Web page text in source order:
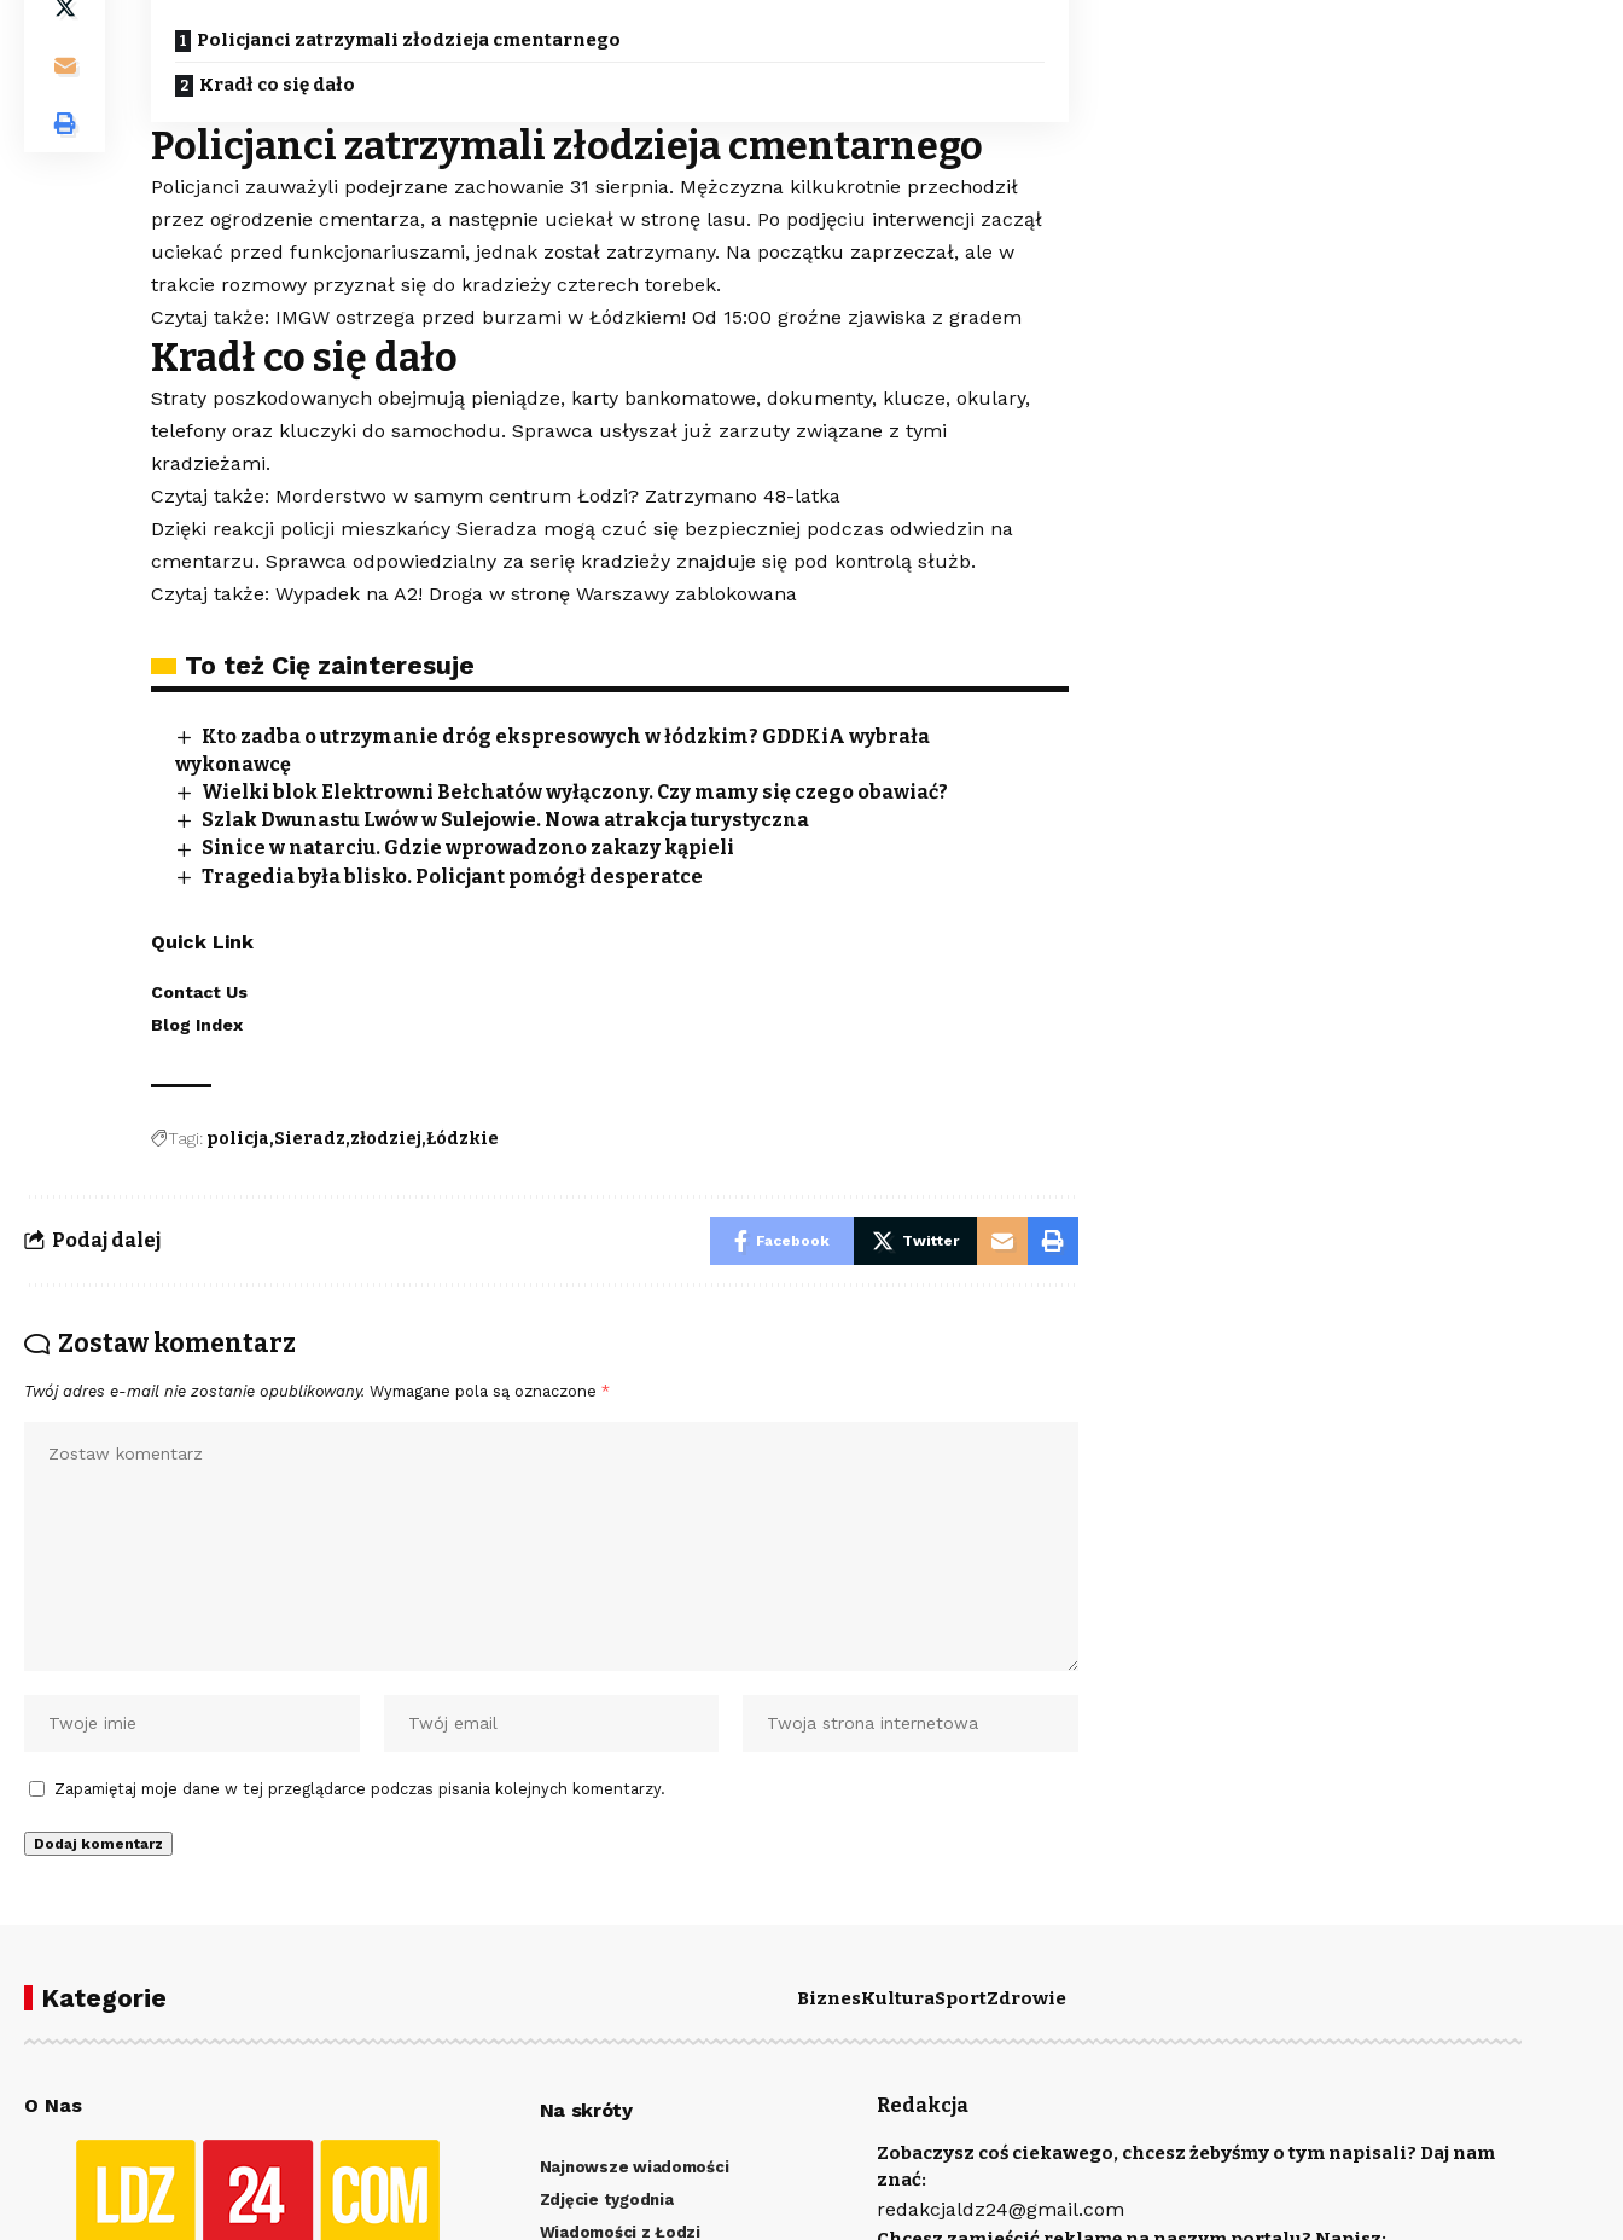
Policjanci zatrzymali złodzieja cmentarnego
Kradł co się dało
Policjanci zatrzymali złodzieja cmentarnego
Policjanci zauważyli podejrzane zachowanie 31 sierpnia. Mężczyzna kilkukrotnie przechodził
przez ogrodzenie cmentarza, a następnie uciekał w stronę lasu. Po podjęciu interwencji zaczął
uciekać przed funkcjonariuszami, jednak został zatrzymany. Na początku zaprzeczał, ale w
trakcie rozmowy przyznał się do kradzieży czterech torebek.
Czytaj także: IMGW ostrzega przed burzami w Łódzkiem! Od 15:00 groźne zjawiska z gradem
Kradł co się dało
Straty poszkodowanych obejmują pieniądze, karty bankomatowe, dokumenty, klucze, okulary,
telefony oraz kluczyki do samochodu. Sprawca usłyszał już zarzuty związane z tymi
kradzieżami.
Czytaj także: Morderstwo w samym centrum Łodzi? Zatrzymano 48-latka
Dzięki reakcji policji mieszkańcy Sieradza mogą czuć się bezpieczniej podczas odwiedzin na
cmentarzu. Sprawca odpowiedzialny za serię kradzieży znajduje się pod kontrolą służb.
Czytaj także: Wypadek na A2! Droga w stronę Warszawy zablokowana
To też Cię zainteresuje
Kto zadba o utrzymanie dróg ekspresowych w łódzkim? GDDKiA wybrała
wykonawcę
Wielki blok Elektrowni Bełchatów wyłączony. Czy mamy się czego obawiać?
Szlak Dwunastu Lwów w Sulejowie. Nowa atrakcja turystyczna
Sinice w natarciu. Gdzie wprowadzono zakazy kąpieli
Tragedia była blisko. Policjant pomógł desperatce
Quick Link
Contact Us
Blog Index
Tagi: policja Sieradz złodziej Łódzkie
Podaj dalej Facebook Twitter
Zostaw komentarz
Twój adres e-mail nie zostanie opublikowany. Wymagane pola są oznaczone *
Zapamiętaj moje dane w tej przeglądarce podczas pisania kolejnych komentarzy.
Kategorie BiznesKulturaSportZdrowie
O Nas Na skróty
Najnowsze wiadomości
Zdjęcie tygodnia
Wiadomości z Łodzi
Redakcja
Zobaczysz coś ciekawego, chcesz żebyśmy o tym napisali? Daj nam
znać:
redakcjaldz24@gmail.com